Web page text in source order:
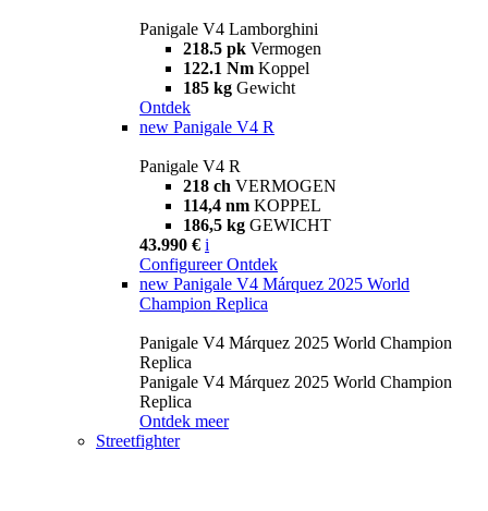
Panigale V4 Lamborghini
218.5 pk Vermogen
122.1 Nm Koppel
185 kg Gewicht
Ontdek
new Panigale V4 R
Panigale V4 R
218 ch VERMOGEN
114,4 nm KOPPEL
186,5 kg GEWICHT
43.990 € i
Configureer Ontdek
new Panigale V4 Márquez 2025 World
Champion Replica
Panigale V4 Márquez 2025 World Champion
Replica
Panigale V4 Márquez 2025 World Champion
Replica
Ontdek meer
Streetfighter